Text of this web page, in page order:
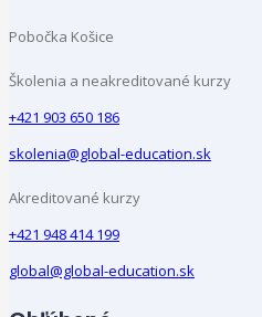
Pobočka Košice
Školenia a neakreditované kurzy
+421 903 650 186
skolenia@global-education.sk
Akreditované kurzy
+421 948 414 199
global@global-education.sk